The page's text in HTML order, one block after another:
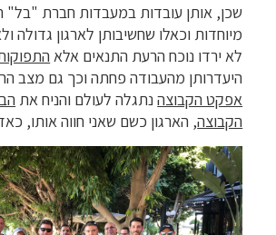
שכן, אותן עובדות במעבדות חברת "בל"
מיוחדות וכאלו שחשיבותן לארגון גדולה
לא ירדו נוכח הרעת התנאים אלא
היעדרותן מהעבודה פחתה וכך גם מצב
אפקט הקבוצהנתגלה לעולם והניח את
הקבוצה, הארגון כשם שאני חווה אותו,